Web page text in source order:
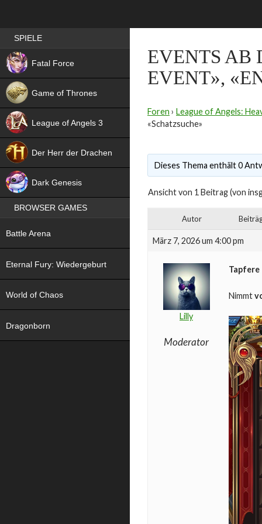
EVENTS AB
EVENT»,
Foren › League of Angels:
«Schatzsuche»
Dieses Thema enthält 0
Ansicht von 1 Beitrag (von
Autor
März 7, 2026 um 4:00 pm
Lilly
Moderator
Nimmt
Best RPG games in Germany
SPIELE
Fatal Force
Game of Thrones
League of Angels 3
Der Herr der Drachen
Dark Genesis
BROWSER GAMES
Battle Arena
Eternal Fury: Wiedergeburt
World of Chaos
Dragonborn